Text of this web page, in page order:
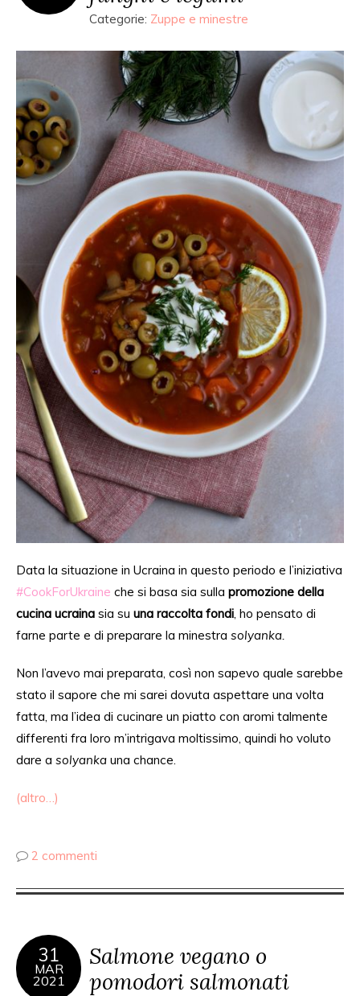
Categorie: Zuppe e minestre
Data la situazione in Ucraina in questo periodo e l’iniziativa
#CookForUkraine che si basa sia sulla promozione della
cucina ucraina sia su una raccolta fondi , ho pensato di
farne parte e di preparare la minestra solyanka.
Non l’avevo mai preparata, così non sapevo quale sarebbe
stato il sapore che mi sarei dovuta aspettare una volta
fatta, ma l’idea di cucinare un piatto con aromi talmente
differenti fra loro m’intrigava moltissimo, quindi ho voluto
dare a solyanka una chance.
(altro…)
2 commenti
31
MAR
2021
Salmone vegano o
pomodori salmonati